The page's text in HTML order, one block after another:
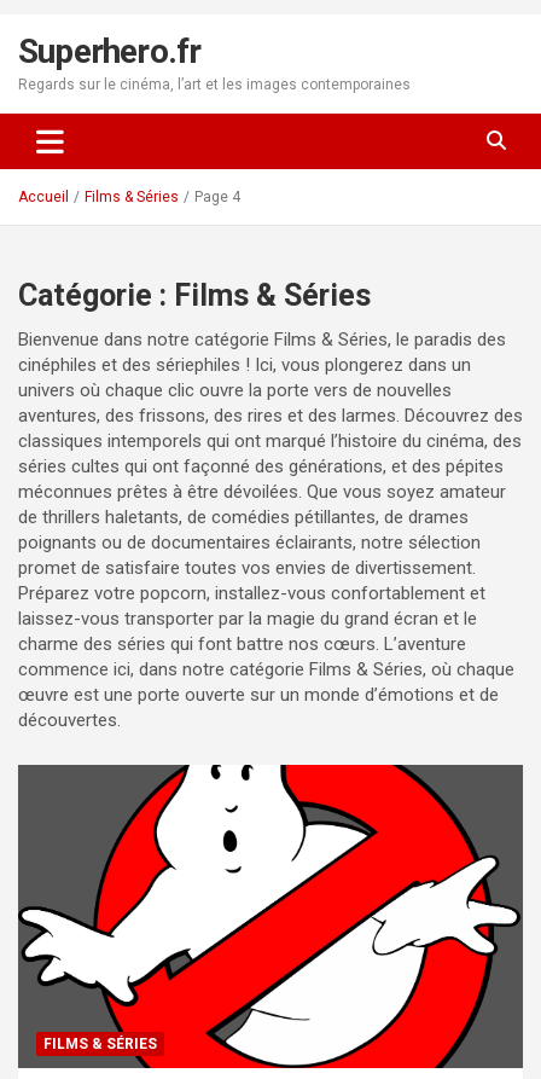
contenu
Superhero.fr
Regards sur le cinéma, l’art et les images contemporaines
Accueil Films & Séries Page 4
Catégorie : Films & Séries
Bienvenue dans notre catégorie Films & Séries, le paradis des
cinéphiles et des sériephiles ! Ici, vous plongerez dans un
univers où chaque clic ouvre la porte vers de nouvelles
aventures, des frissons, des rires et des larmes. Découvrez des
classiques intemporels qui ont marqué l’histoire du cinéma, des
séries cultes qui ont façonné des générations, et des pépites
méconnues prêtes à être dévoilées. Que vous soyez amateur
de thrillers haletants, de comédies pétillantes, de drames
poignants ou de documentaires éclairants, notre sélection
promet de satisfaire toutes vos envies de divertissement.
Préparez votre popcorn, installez-vous confortablement et
laissez-vous transporter par la magie du grand écran et le
charme des séries qui font battre nos cœurs. L’aventure
commence ici, dans notre catégorie Films & Séries, où chaque
œuvre est une porte ouverte sur un monde d’émotions et de
découvertes.
FILMS & SÉRIES